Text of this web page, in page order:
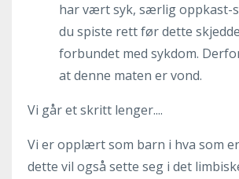
har vært syk, særlig oppkast-
du spiste rett før dette
forbundet med sykdom.
at denne maten er vond.
Vi går et skritt lenger....
Vi er opplært som barn i hva som
dette vil også sette seg i det